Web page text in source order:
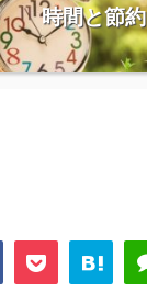
時間と節約